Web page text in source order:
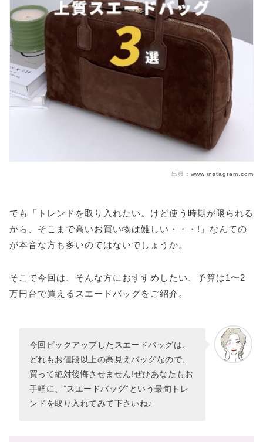
出典： www.instagram.com
でも「トレンドを取り入れたい。けど使う時期が限られる
から、そこまで高いお買い物は難しい・・・!」なんての
が本音な方も多いのではないでしょうか。
そこで今回は、そんな方におすすめしたい、予算は1〜2
万円台で買えるスエードバッグをご紹介。
今回ピックアップしたスエードバッグは、
どれもお値段以上の高見えバッグなので、
買って絶対後悔させません!ぜひあなたもお
手軽に、”スエードバッグ”という最旬トレ
ンドを取り入れてみて下さいね♪